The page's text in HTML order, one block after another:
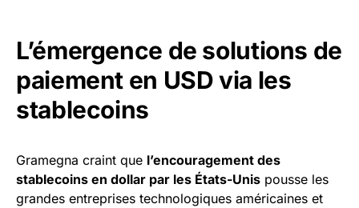
L’émergence de solutions de
paiement en USD via les
stablecoins
Gramegna craint que l’encouragement des
stablecoins en dollar par les États-Unis pousse les
grandes entreprises technologiques américaines et